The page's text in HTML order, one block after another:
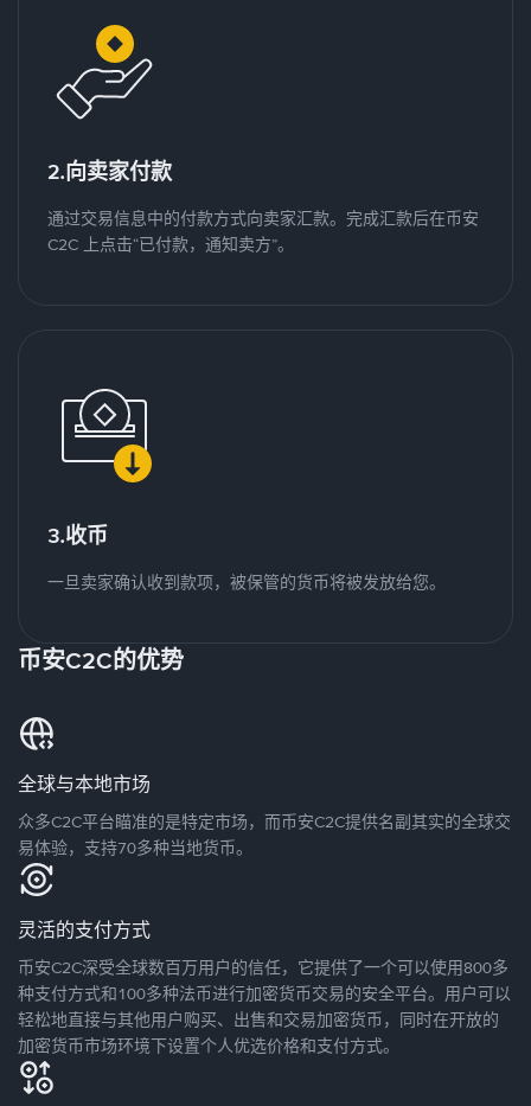
2.向卖家付款
通过交易信息中的付款方式向卖家汇款。完成汇款后在币安
C2C 上点击“已付款，通知卖方”。
3.收币
一旦卖家确认收到款项，被保管的货币将被发放给您。
币安C2C的优势
全球与本地市场
众多C2C平台瞄准的是特定市场，而币安C2C提供名副其实的全球交
易体验，支持70多种当地货币。
灵活的支付方式
币安C2C深受全球数百万用户的信任，它提供了一个可以使用800多
种支付方式和100多种法币进行加密货币交易的安全平台。用户可以
轻松地直接与其他用户购买、出售和交易加密货币，同时在开放的
加密货币市场环境下设置个人优选价格和支付方式。